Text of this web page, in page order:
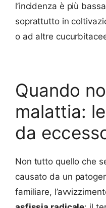
l’incidenza è più
soprattutto in
o ad altre
Quando
malattia:
da
Non tutto quello che
causato da un
familiare,